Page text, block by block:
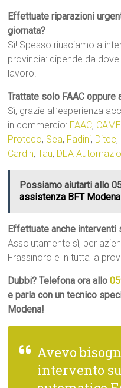
Effettuate riparazioni
giornata?
Sì! Spesso riusciamo a
provincia: dipende da
lavoro.
Trattate solo FAAC oppure
Sì, grazie all’esperienza
in commercio: FAAC, CAME
Proteco, Sea, Fadini, Ditec,
Cardin,Tau, DEA
Possiamo aiutarti allo
assistenza BFT
Effettuate anche interventi
Assolutamente sì, per
Frassinoro e in tutta la
Dubbi? Telefona ora allo
e parla con un tecnico
Modena!
Avevo
intervento